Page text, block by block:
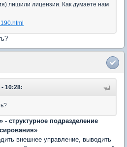
лишили лицензии. Как думаете нам
- 10:28:
структурное подразделение
внешнее управление, выводить